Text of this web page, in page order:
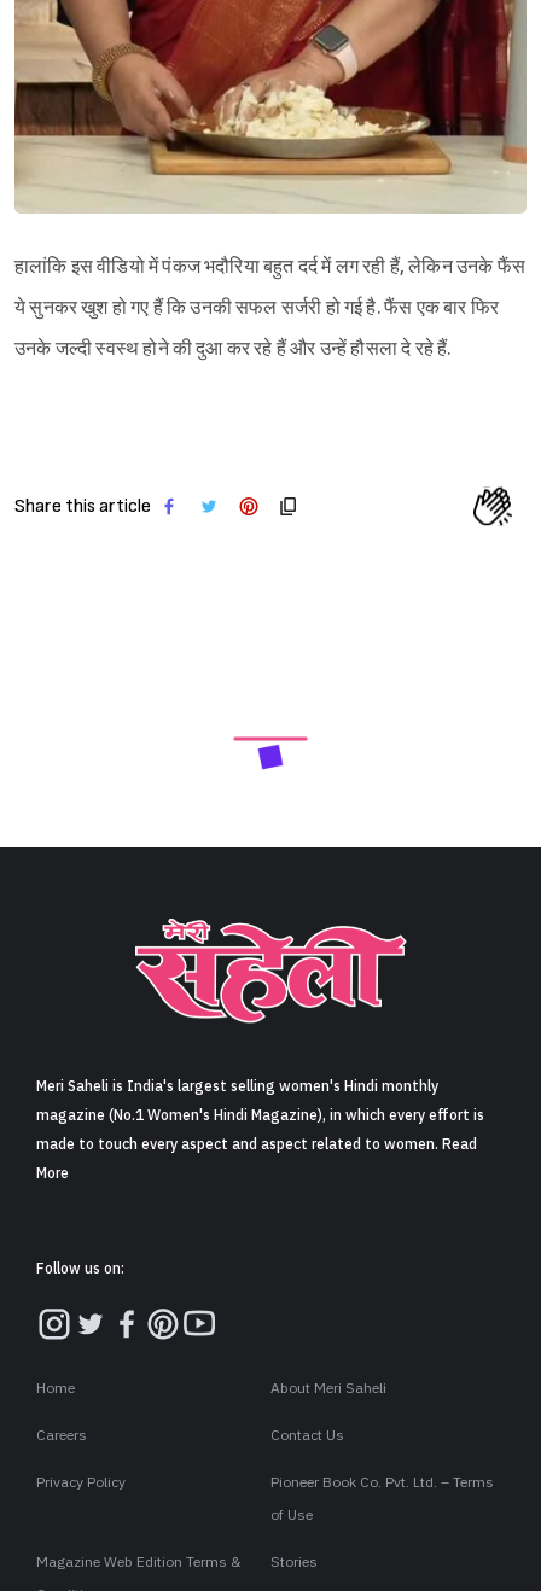
हालांकि इस वीडियो में पंकज भदौरिया बहुत दर्द में लग रही हैं, लेकिन उनके फैंस
ये सुनकर खुश हो गए हैं कि उनकी सफल सर्जरी हो गई है. फैंस एक बार फिर
उनके जल्दी स्वस्थ होने की दुआ कर रहे हैं और उन्हें हौसला दे रहे हैं.
Share this article
Next Article
व्यंग्य- एक साधारण वस्तु का असाधारण संदेश… (Satire- The
extraordinary message of an ordinary object…)
“वो तो बस जूतों का यार है.”
कल चाचाजी बेटे को डांट रहे थे, "तू तो जूते खाए बिना मानेगा नहीं!” तब पता
चला कि जूते खाए भी जाते हैं.
हमने उनसे पूछा, “क्या हुआ?”
वे बोले, “जूते ने काट लिया.”